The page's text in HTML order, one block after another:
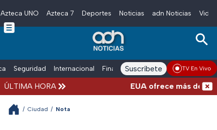
Skip to main content
Azteca UNO Azteca 7 Deportes Noticias adn Noticias
Seguridad Internacional Finanzas adn Noticias Radio
Suscríbete TV En Vivo
ÚLTIMA HORA EUA ofrece más de 100
/ Ciudad / Nota